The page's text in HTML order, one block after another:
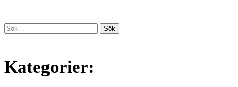
Kategorier: